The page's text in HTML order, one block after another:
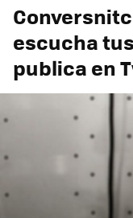
escucha
publica en